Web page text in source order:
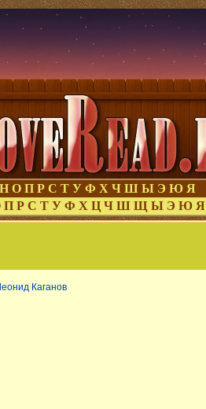
Н О П Р С Т У Ф Х Ч Ш Ы Э Ю Я
П Р С Т У Ф Х Ц Ч Ш Щ Ы Э Ю Я
Каганов